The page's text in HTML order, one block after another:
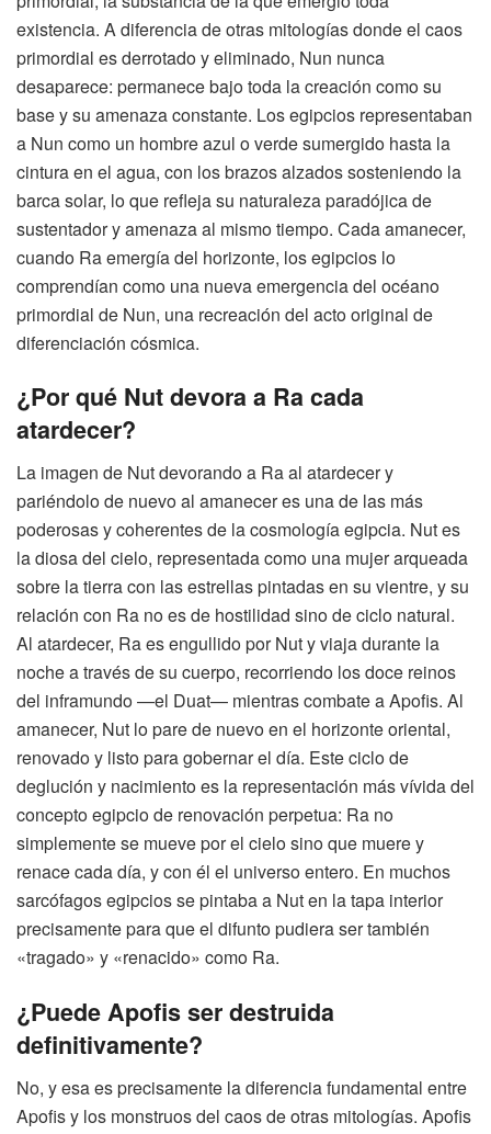
existencia. A diferencia de otras mitologías donde el caos
primordial es derrotado y eliminado, Nun nunca
desaparece: permanece bajo toda la creación como su
base y su amenaza constante. Los egipcios representaban
a Nun como un hombre azul o verde sumergido hasta la
cintura en el agua, con los brazos alzados sosteniendo la
barca solar, lo que refleja su naturaleza paradójica de
sustentador y amenaza al mismo tiempo. Cada amanecer,
cuando Ra emergía del horizonte, los egipcios lo
comprendían como una nueva emergencia del océano
primordial de Nun, una recreación del acto original de
diferenciación cósmica.
¿Por qué Nut devora a Ra cada
atardecer?
La imagen de Nut devorando a Ra al atardecer y
pariéndolo de nuevo al amanecer es una de las más
poderosas y coherentes de la cosmología egipcia. Nut es
la diosa del cielo, representada como una mujer arqueada
sobre la tierra con las estrellas pintadas en su vientre, y su
relación con Ra no es de hostilidad sino de ciclo natural.
Al atardecer, Ra es engullido por Nut y viaja durante la
noche a través de su cuerpo, recorriendo los doce reinos
del inframundo —el Duat— mientras combate a Apofis. Al
amanecer, Nut lo pare de nuevo en el horizonte oriental,
renovado y listo para gobernar el día. Este ciclo de
deglución y nacimiento es la representación más vívida del
concepto egipcio de renovación perpetua: Ra no
simplemente se mueve por el cielo sino que muere y
renace cada día, y con él el universo entero. En muchos
sarcófagos egipcios se pintaba a Nut en la tapa interior
precisamente para que el difunto pudiera ser también
«tragado» y «renacido» como Ra.
¿Puede Apofis ser destruida
definitivamente?
No, y esa es precisamente la diferencia fundamental entre
Apofis y los monstruos del caos de otras mitologías. Apofis